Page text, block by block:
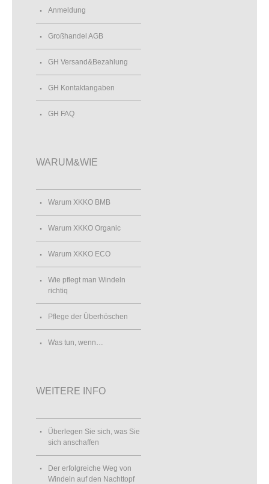
Anmeldung
Großhandel AGB
GH Versand&Bezahlung
GH Kontaktangaben
GH FAQ
WARUM&WIE
Warum XKKO BMB
Warum XKKO Organic
Warum XKKO ECO
Wie pflegt man Windeln
richtiq
Pflege der Überhöschen
Was tun, wenn…
WEITERE INFO
Überlegen Sie sich, was Sie
sich anschaffen
Der erfolgreiche Weg von
Windeln auf den Nachttopf